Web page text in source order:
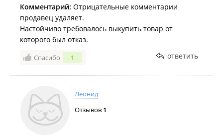
Комментарий: Отрицательные комментарии
продавец удаляет.
Настойчиво требовалось выкупить товар от
которого был отказ.
Спасибо 1 ответить
Леонид
Отзывов 1